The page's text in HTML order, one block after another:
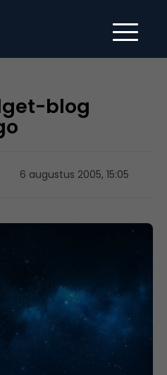
blog
6 augustus 2005, 15:05